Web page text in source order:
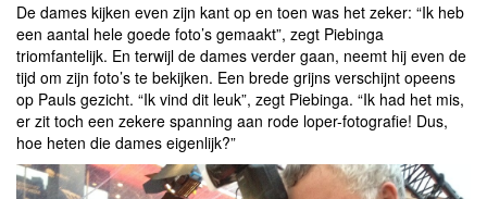
De dames kijken even zijn kant op en toen was het zeker: “Ik heb
een aantal hele goede foto’s gemaakt”, zegt Piebinga
triomfantelijk. En terwijl de dames verder gaan, neemt hij even de
tijd om zijn foto’s te bekijken. Een brede grijns verschijnt opeens
op Pauls gezicht. “Ik vind dit leuk”, zegt Piebinga. “Ik had het mis,
er zit toch een zekere spanning aan rode loper-fotografie! Dus,
hoe heten die dames eigenlijk?”